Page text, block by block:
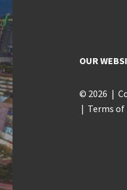
OUR
© 2026
Terms of